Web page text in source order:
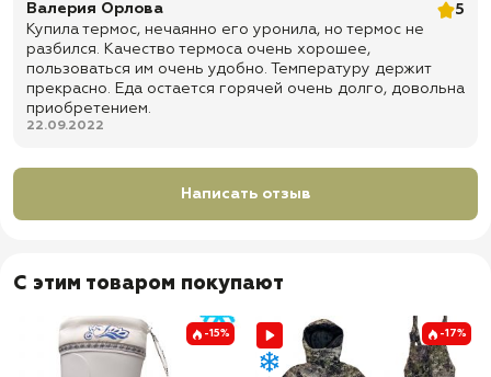
✅Не рекомендуется хранить продукты в термосе более 2х суток
✅ Важно! В термосе не рекомендуется хранить газированные
напитки (содержащие углекислоту) и молочные продукты, либо
другие продукты склонные к бурному брожению
✅ Доставка по всей России
Валерия Орлова
5
Купила термос, нечаянно его уронила, но термос не
разбился. Качество термоса очень хорошее,
пользоваться им очень удобно. Температуру держит
прекрасно. Еда остается горячей очень долго, довольна
приобретением.
22.09.2022
Написать отзыв
С этим товаром покупают
-15% -17%